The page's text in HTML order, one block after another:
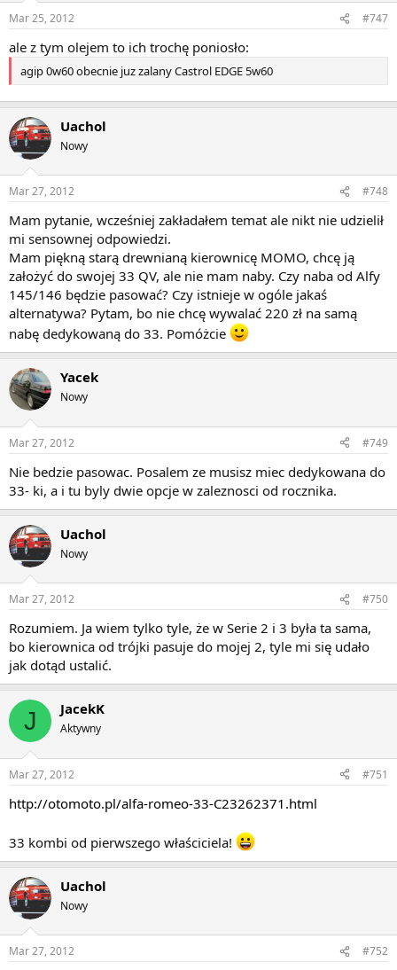
Mar 25, 2012 #747
ale z tym olejem to ich trochę poniosło:
agip 0w60 obecnie juz zalany Castrol EDGE 5w60
Uachol
Nowy
Mar 27, 2012 #748
Mam pytanie, wcześniej zakładałem temat ale nikt nie udzielił
mi sensownej odpowiedzi.
Mam piękną starą drewnianą kierownicę MOMO, chcę ją
założyć do swojej 33 QV, ale nie mam naby. Czy naba od Alfy
145/146 będzie pasować? Czy istnieje w ogóle jakaś
alternatywa? Pytam, bo nie chcę wywalać 220 zł na samą
nabę dedykowaną do 33. Pomóżcie
Yacek
Nowy
Mar 27, 2012 #749
Nie bedzie pasowac. Posalem ze musisz miec dedykowana do
33- ki, a i tu byly dwie opcje w zaleznosci od rocznika.
Uachol
Nowy
Mar 27, 2012 #750
Rozumiem. Ja wiem tylko tyle, że w Serie 2 i 3 była ta sama,
bo kierownica od trójki pasuje do mojej 2, tyle mi się udało
jak dotąd ustalić.
J JacekK
Aktywny
Mar 27, 2012 #751
http://otomoto.pl/alfa-romeo-33-C23262371.html
33 kombi od pierwszego właściciela!
Uachol
Nowy
Mar 27, 2012 #752